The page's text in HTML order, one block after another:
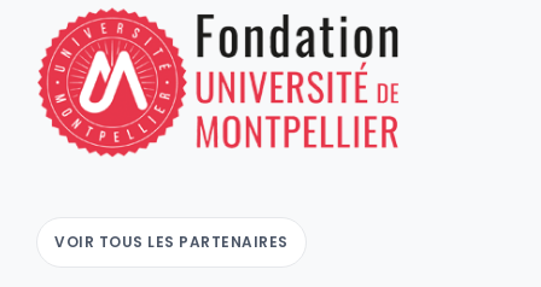
VOIR TOUS LES PARTENAIRES